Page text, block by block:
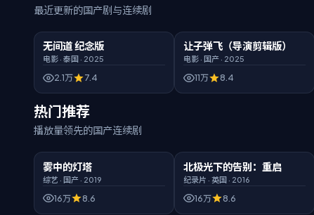
最近更新的国产剧与连续剧
无间道 纪念版
电影 · 泰国 · 2025
2.1万 7.4
让子弹飞（导演剪辑版）
电影 · 国产 · 2025
11万 8.4
热门推荐
播放量领先的国产连续剧
热门
雾中的灯塔
综艺 · 国产 · 2019
16万 8.6
热门
北极光下的告别：重启
纪录片 · 英国 · 2016
16万 8.6